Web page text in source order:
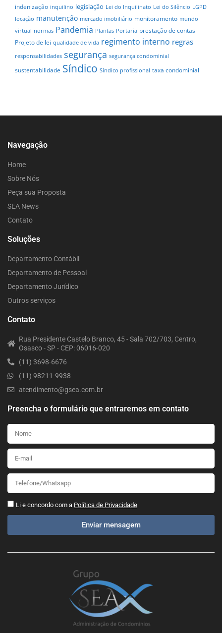
indenização inquilino legislação Lei do Inquilinato Lei do Silêncio LGPD
locação manutenção mercado imobiliário monitoramento mundo
virtual normas Pandemia Plantas Portaria prestação de contas
Projeto de lei qualidade de vida regimento interno regras
responsabilidades segurança segurança condominial
sustentabilidade Síndico Síndico profissional taxa condominial
Navegação
Home
Sobre Nós
Peça sua Proposta
SEA News
Contato
Soluções
Departamento Contábil
Departamento de Pessoal
Departamento Jurídico
Outros serviços
Contato
Rua Presidente Castelo Branco, 45 - Sala 702/703, Centro,
Osasco - SP - CEP: 06016-020
(11) 3698-6676
(11) 98211-9938
atendimento@gsea.com.br
Preencha o formulário que entraremos em contato
Li e concordo com a Política de Privacidade
Enviar mensagem